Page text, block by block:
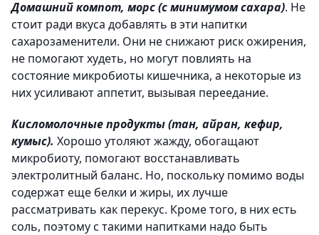
Домашний компот, морс (с минимумом сахара). Не
стоит ради вкуса добавлять в эти напитки
сахарозаменители. Они не снижают риск ожирения,
не помогают худеть, но могут повлиять на
состояние микробиоты кишечника, а некоторые из
них усиливают аппетит, вызывая переедание.
Кисломолочные продукты (тан, айран, кефир,
кумыс). Хорошо утоляют жажду, обогащают
микробиоту, помогают восстанавливать
электролитный баланс. Но, по­скольку помимо воды
содержат еще белки и жиры, их лучше
рассматривать как перекус. Кроме того, в них есть
соль, поэтому с такими напитками надо быть